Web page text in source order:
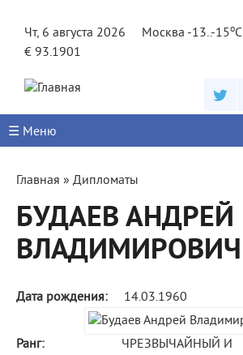
Чт, 6 августа 2026
Москва -13..-15oC
€ 93.1901
☰ Меню
Вы
здесь
Главная » Дипломаты
БУДАЕВ АНДРЕЙ
ВЛАДИМИРОВИЧ
Дата рождения: 14.03.1960
Ранг:
ЧРЕЗВЫЧАЙНЫЙ И